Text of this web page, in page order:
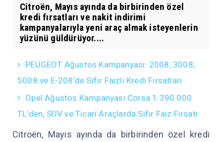
Citroën, Mayıs ayında da birbirinden özel
kredi fırsatları ve nakit indirimi
kampanyalarıyla yeni araç almak isteyenlerin
yüzünü güldürüyor....
PEUGEOT Ağustos Kampanyası: 2008, 3008,
5008 ve E-208’de Sıfır Faizli Kredi Fırsatları
Opel Ağustos Kampanyası Corsa 1.390.000
TL’den, SUV ve Ticari Araçlarda Sıfır Faiz Fırsatı
Citroën, Mayıs ayında da birbirinden özel kredi